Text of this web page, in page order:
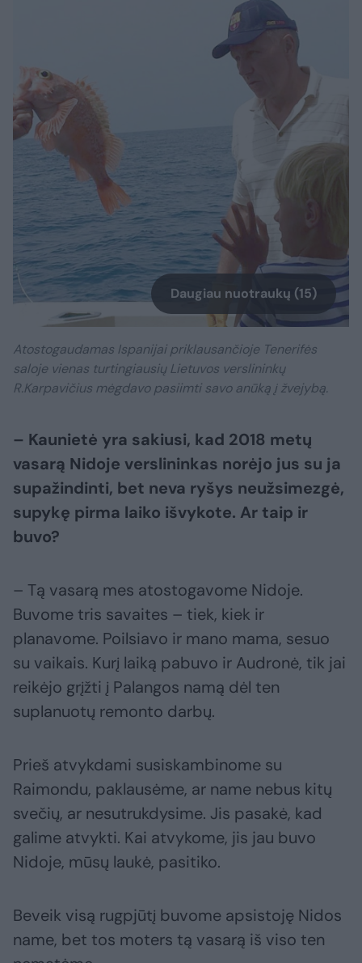
Daugiau nuotraukų (15)
Atostogaudamas Ispanijai priklausančioje Tenerifės
saloje vienas turtingiausių Lietuvos verslininkų
R.Karpavičius mėgdavo pasiimti savo anūką į žvejybą.
– Kaunietė yra sakiusi, kad 2018 metų
vasarą Nidoje verslininkas norėjo jus su ja
supažindinti, bet neva ryšys neužsimezgė,
supykę pirma laiko išvykote. Ar taip ir
buvo?
– Tą vasarą mes atostogavome Nidoje.
Buvome tris savaites – tiek, kiek ir
planavome. Poilsiavo ir mano mama, sesuo
su vaikais. Kurį laiką pabuvo ir Audronė, tik jai
reikėjo grįžti į Palangos namą dėl ten
suplanuotų remonto darbų.
Prieš atvykdami susiskambinome su
Raimondu, paklausėme, ar name nebus kitų
svečių, ar nesutrukdysime. Jis pasakė, kad
galime atvykti. Kai atvykome, jis jau buvo
Nidoje, mūsų laukė, pasitiko.
Beveik visą rugpjūtį buvome apsistoję Nidos
name, bet tos moters tą vasarą iš viso ten